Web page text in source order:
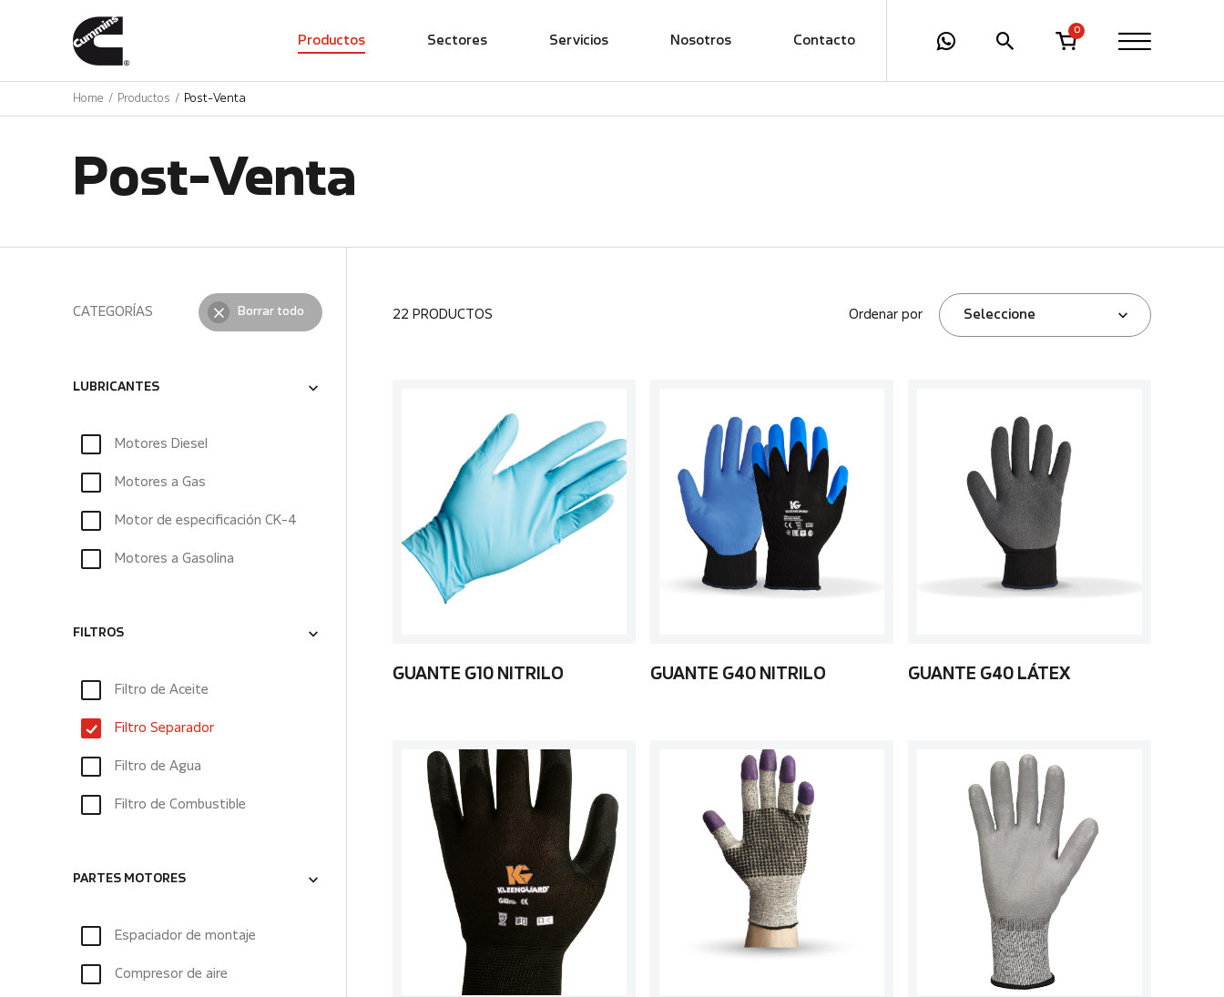
Productos Sectores Servicios Nosotros Contacto
0
Home Productos Post-Venta
Post-Venta
CATEGORÍAS Borrar todo
LUBRICANTES
Motores Diesel
Motores a Gas
Motor de especificación CK-4
Motores a Gasolina
FILTROS
Filtro de Aceite
Filtro Separador
Filtro de Agua
Filtro de Combustible
PARTES MOTORES
Espaciador de montaje
Compresor de aire
22 PRODUCTOS Ordenar por Seleccione
GUANTE G10 NITRILO GUANTE G40 NITRILO GUANTE G40 LÁTEX